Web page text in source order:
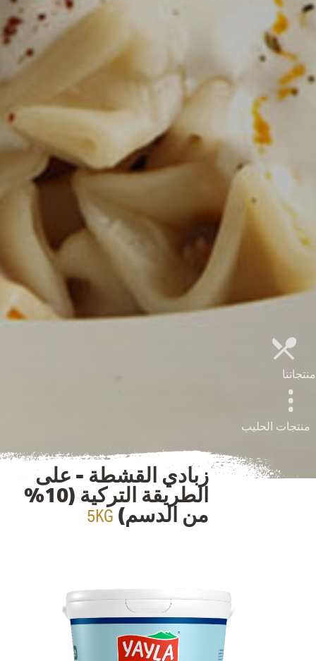
منتجاتنا
منتجات الحليب
زبادي القشطة - على
الطريقة التركية (10%
من الدسم) 5KG